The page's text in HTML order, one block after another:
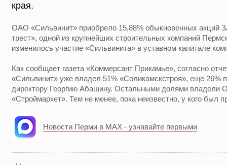
края.
ОАО «Сильвинит» приобрело 15,88% обыкновенных акций
трест», одной из крупнейших строительных компаний
изменилось участие «Сильвинита» в уставном капитале
Как сообщает газета «Коммерсант Прикамье», согласно
«Сильвинит» уже владел 51% «Соликамскстроя», еще 26%
директору Георгию Абашину. Остальными долями
«Строймаркет». Тем не менее, пока неизвестно, у кого был
Новости Перми в MAX - узнавайте первыми